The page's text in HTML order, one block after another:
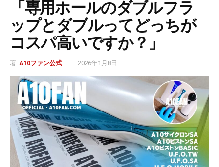
「専用ホールのダブルフラ
ップとダブルってどっちが
コスパ高いですか？」
著: A10ファン公式 2026年1月8日